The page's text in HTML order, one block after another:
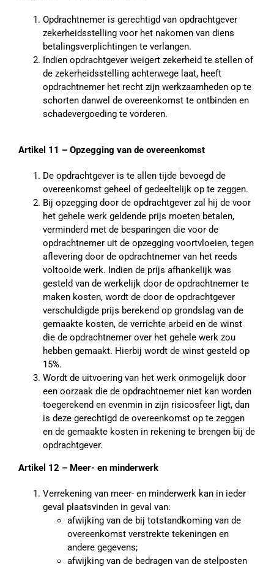
Opdrachtnemer is gerechtigd van opdrachtgever
zekerheidsstelling voor het nakomen van diens
betalingsverplichtingen te verlangen.
Indien opdrachtgever weigert zekerheid te stellen of
de zekerheidsstelling achterwege laat, heeft
opdrachtnemer het recht zijn werkzaamheden op te
schorten danwel de overeenkomst te ontbinden en
schadevergoeding te vorderen.
Artikel 11 – Opzegging van de overeenkomst
De opdrachtgever is te allen tijde bevoegd de
overeenkomst geheel of gedeeltelijk op te zeggen.
Bij opzegging door de opdrachtgever zal hij de voor
het gehele werk geldende prijs moeten betalen,
verminderd met de besparingen die voor de
opdrachtnemer uit de opzegging voortvloeien, tegen
aflevering door de opdrachtnemer van het reeds
voltooide werk. Indien de prijs afhankelijk was
gesteld van de werkelijk door de opdrachtnemer te
maken kosten, wordt de door de opdrachtgever
verschuldigde prijs berekend op grondslag van de
gemaakte kosten, de verrichte arbeid en de winst
die de opdrachtnemer over het gehele werk zou
hebben gemaakt. Hierbij wordt de winst gesteld op
15%.
Wordt de uitvoering van het werk onmogelijk door
een oorzaak die de opdrachtnemer niet kan worden
toegerekend en evenmin in zijn risicosfeer ligt, dan
is deze gerechtigd de overeenkomst op te zeggen
en de gemaakte kosten in rekening te brengen bij de
opdrachtgever.
Artikel 12 – Meer- en minderwerk
Verrekening van meer- en minderwerk kan in ieder
geval plaatsvinden in geval van:
afwijking van de bij totstandkoming van de
overeenkomst verstrekte tekeningen en
andere gegevens;
afwijking van de bedragen van de stelposten